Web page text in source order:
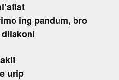
ing pandum, bro
urip